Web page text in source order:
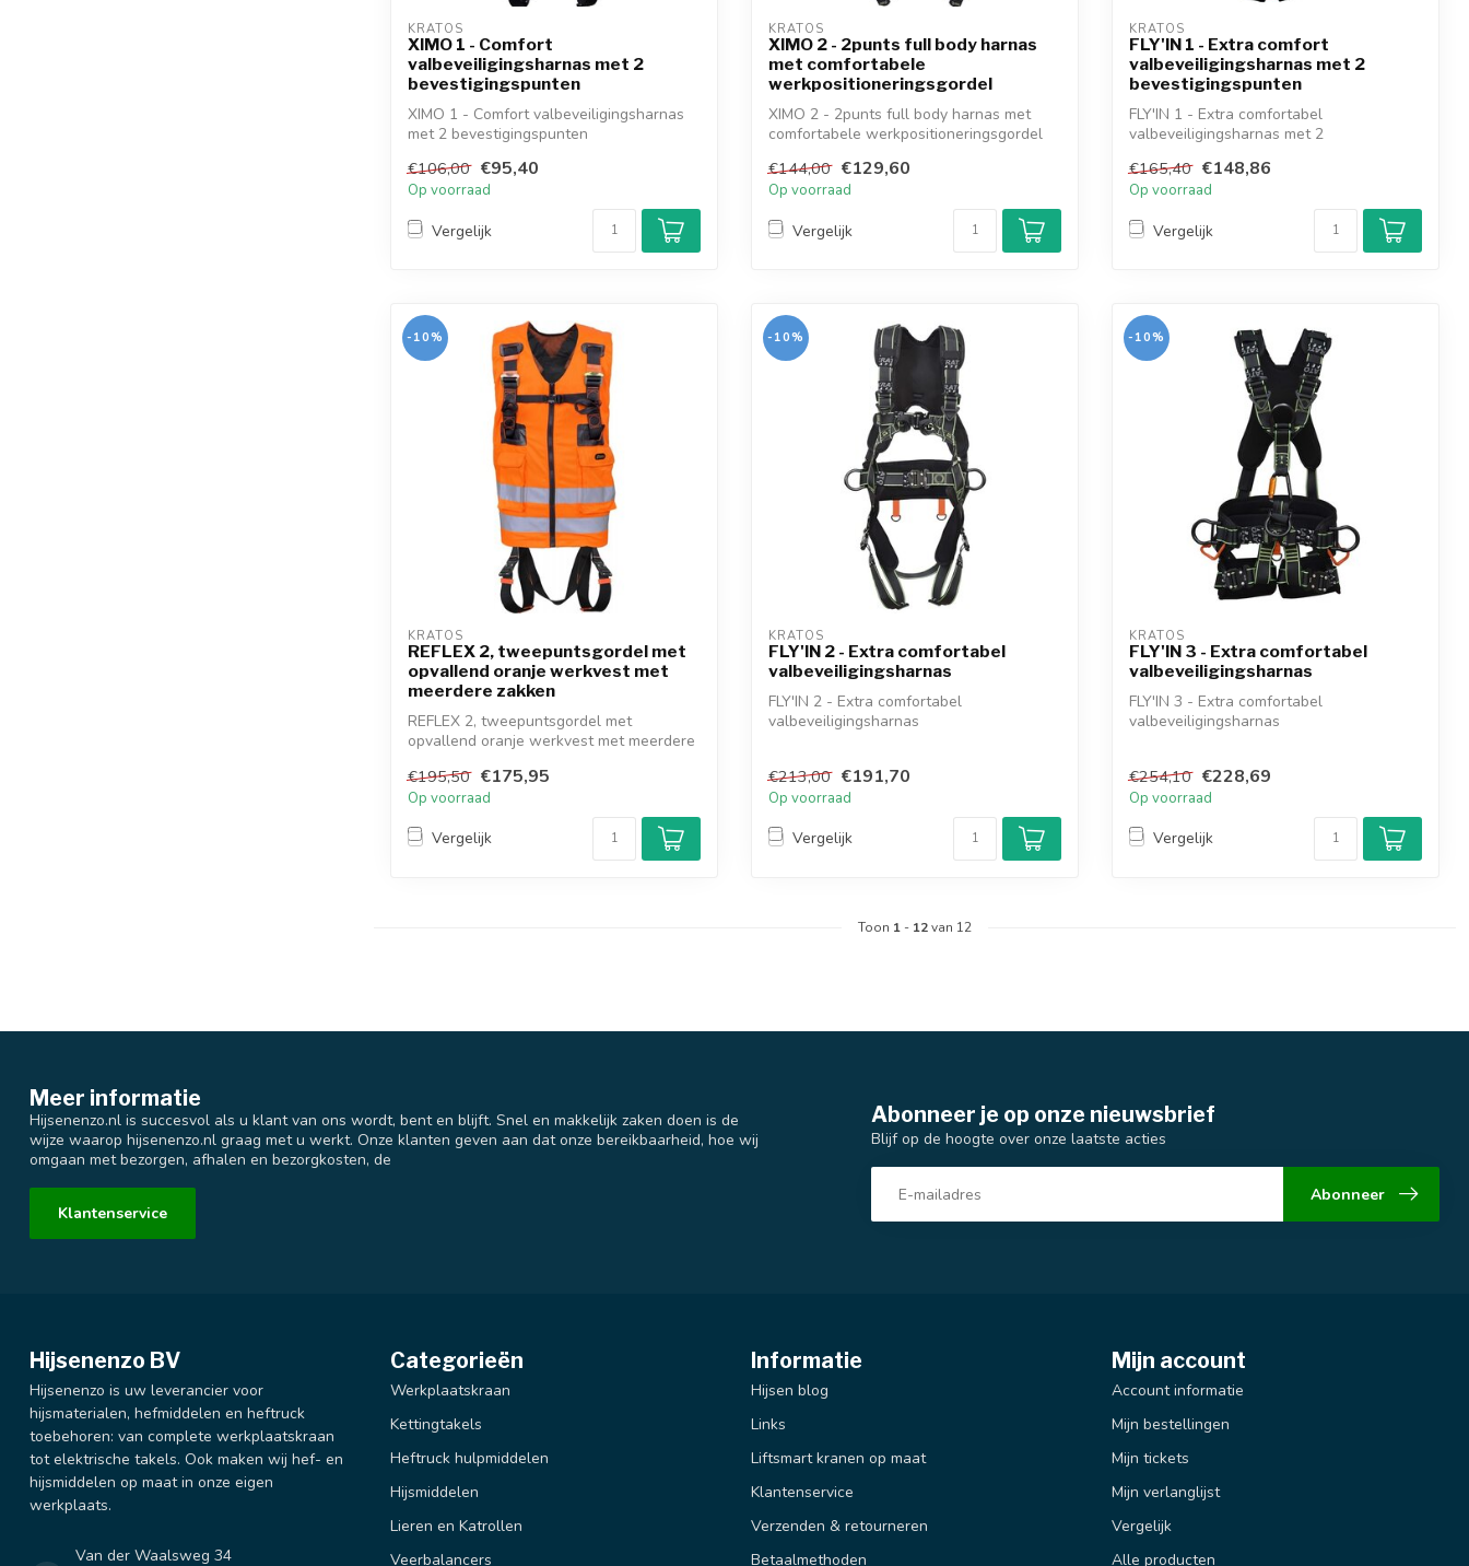
KRATOS
XIMO 1 - Comfort
valbeveiligingsharnas met 2
bevestigingspunten
XIMO 1 - Comfort valbeveiligingsharnas
met 2 bevestigingspunten
€106,00 €95,40
Op voorraad
Vergelijk
KRATOS
XIMO 2 - 2punts full body harnas
met comfortabele
werkpositioneringsgordel
XIMO 2 - 2punts full body harnas met
comfortabele werkpositioneringsgordel
€144,00 €129,60
Op voorraad
Vergelijk
KRATOS
FLY'IN 1 - Extra comfort
valbeveiligingsharnas met 2
bevestigingspunten
FLY'IN 1 - Extra comfortabel
valbeveiligingsharnas met 2
€165,40 €148,86
Op voorraad
Vergelijk
-10%
KRATOS
REFLEX 2, tweepuntsgordel met
opvallend oranje werkvest met
meerdere zakken
REFLEX 2, tweepuntsgordel met
opvallend oranje werkvest met meerdere
€195,50 €175,95
Op voorraad
Vergelijk
-10%
KRATOS
FLY'IN 2 - Extra comfortabel
valbeveiligingsharnas
FLY'IN 2 - Extra comfortabel
valbeveiligingsharnas
€213,00 €191,70
Op voorraad
Vergelijk
-10%
KRATOS
FLY'IN 3 - Extra comfortabel
valbeveiligingsharnas
FLY'IN 3 - Extra comfortabel
valbeveiligingsharnas
€254,10 €228,69
Op voorraad
Vergelijk
Toon 1 - 12van 12
Meer informatie
Hijsenenzo.nl is succesvol als u klant van ons wordt, bent en blijft. Snel en makkelijk zaken doen is de
wijze waarop hijsenenzo.nl graag met u werkt. Onze klanten geven aan dat onze bereikbaarheid, hoe wij
omgaan met bezorgen, afhalen en bezorgkosten, de
Klantenservice
Abonneer je op onze nieuwsbrief
Blijf op de hoogte over onze laatste acties
Abonneer
Hijsenenzo BV
Hijsenenzo is uw leverancier voor
hijsmaterialen, hefmiddelen en heftruck
toebehoren: van complete werkplaatskraan
tot elektrische takels. Ook maken wij hef- en
hijsmiddelen op maat in onze eigen
werkplaats.
Van der Waalsweg 34
Categorieën
Werkplaatskraan
Kettingtakels
Heftruck hulpmiddelen
Hijsmiddelen
Lieren en Katrollen
Veerbalancers
Informatie
Hijsen blog
Links
Liftsmart kranen op maat
Klantenservice
Verzenden & retourneren
Betaalmethoden
Mijn account
Account informatie
Mijn bestellingen
Mijn tickets
Mijn verlanglijst
Vergelijk
Alle producten